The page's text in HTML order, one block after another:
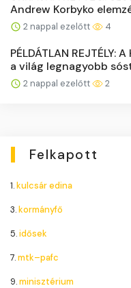
Andrew Korbyko
2 nappal ezelőtt 4
PÉLDÁTLAN
a világ legnagyobb
2 nappal ezelőtt 2
Felkapott
1.kulcsár edina
3.kormányfő
5.idősek
7.mtk–pafc
9.minisztérium